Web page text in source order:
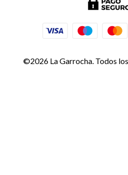
©2026 La Garrocha. Todos